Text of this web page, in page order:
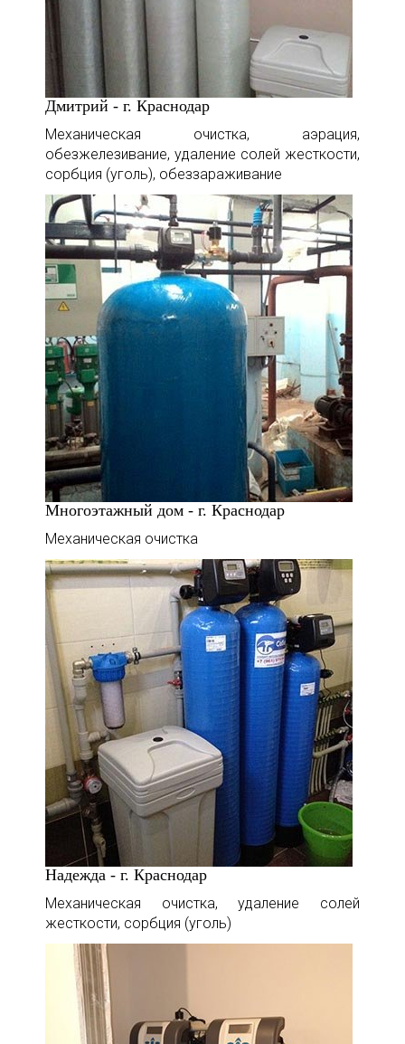
Дмитрий - г. Краснодар
Механическая очистка, аэрация,
обезжелезивание, удаление солей жесткости,
сорбция (уголь), обеззараживание
Многоэтажный дом - г. Краснодар
Механическая очистка
Надежда - г. Краснодар
Механическая очистка, удаление солей
жесткости, сорбция (уголь)